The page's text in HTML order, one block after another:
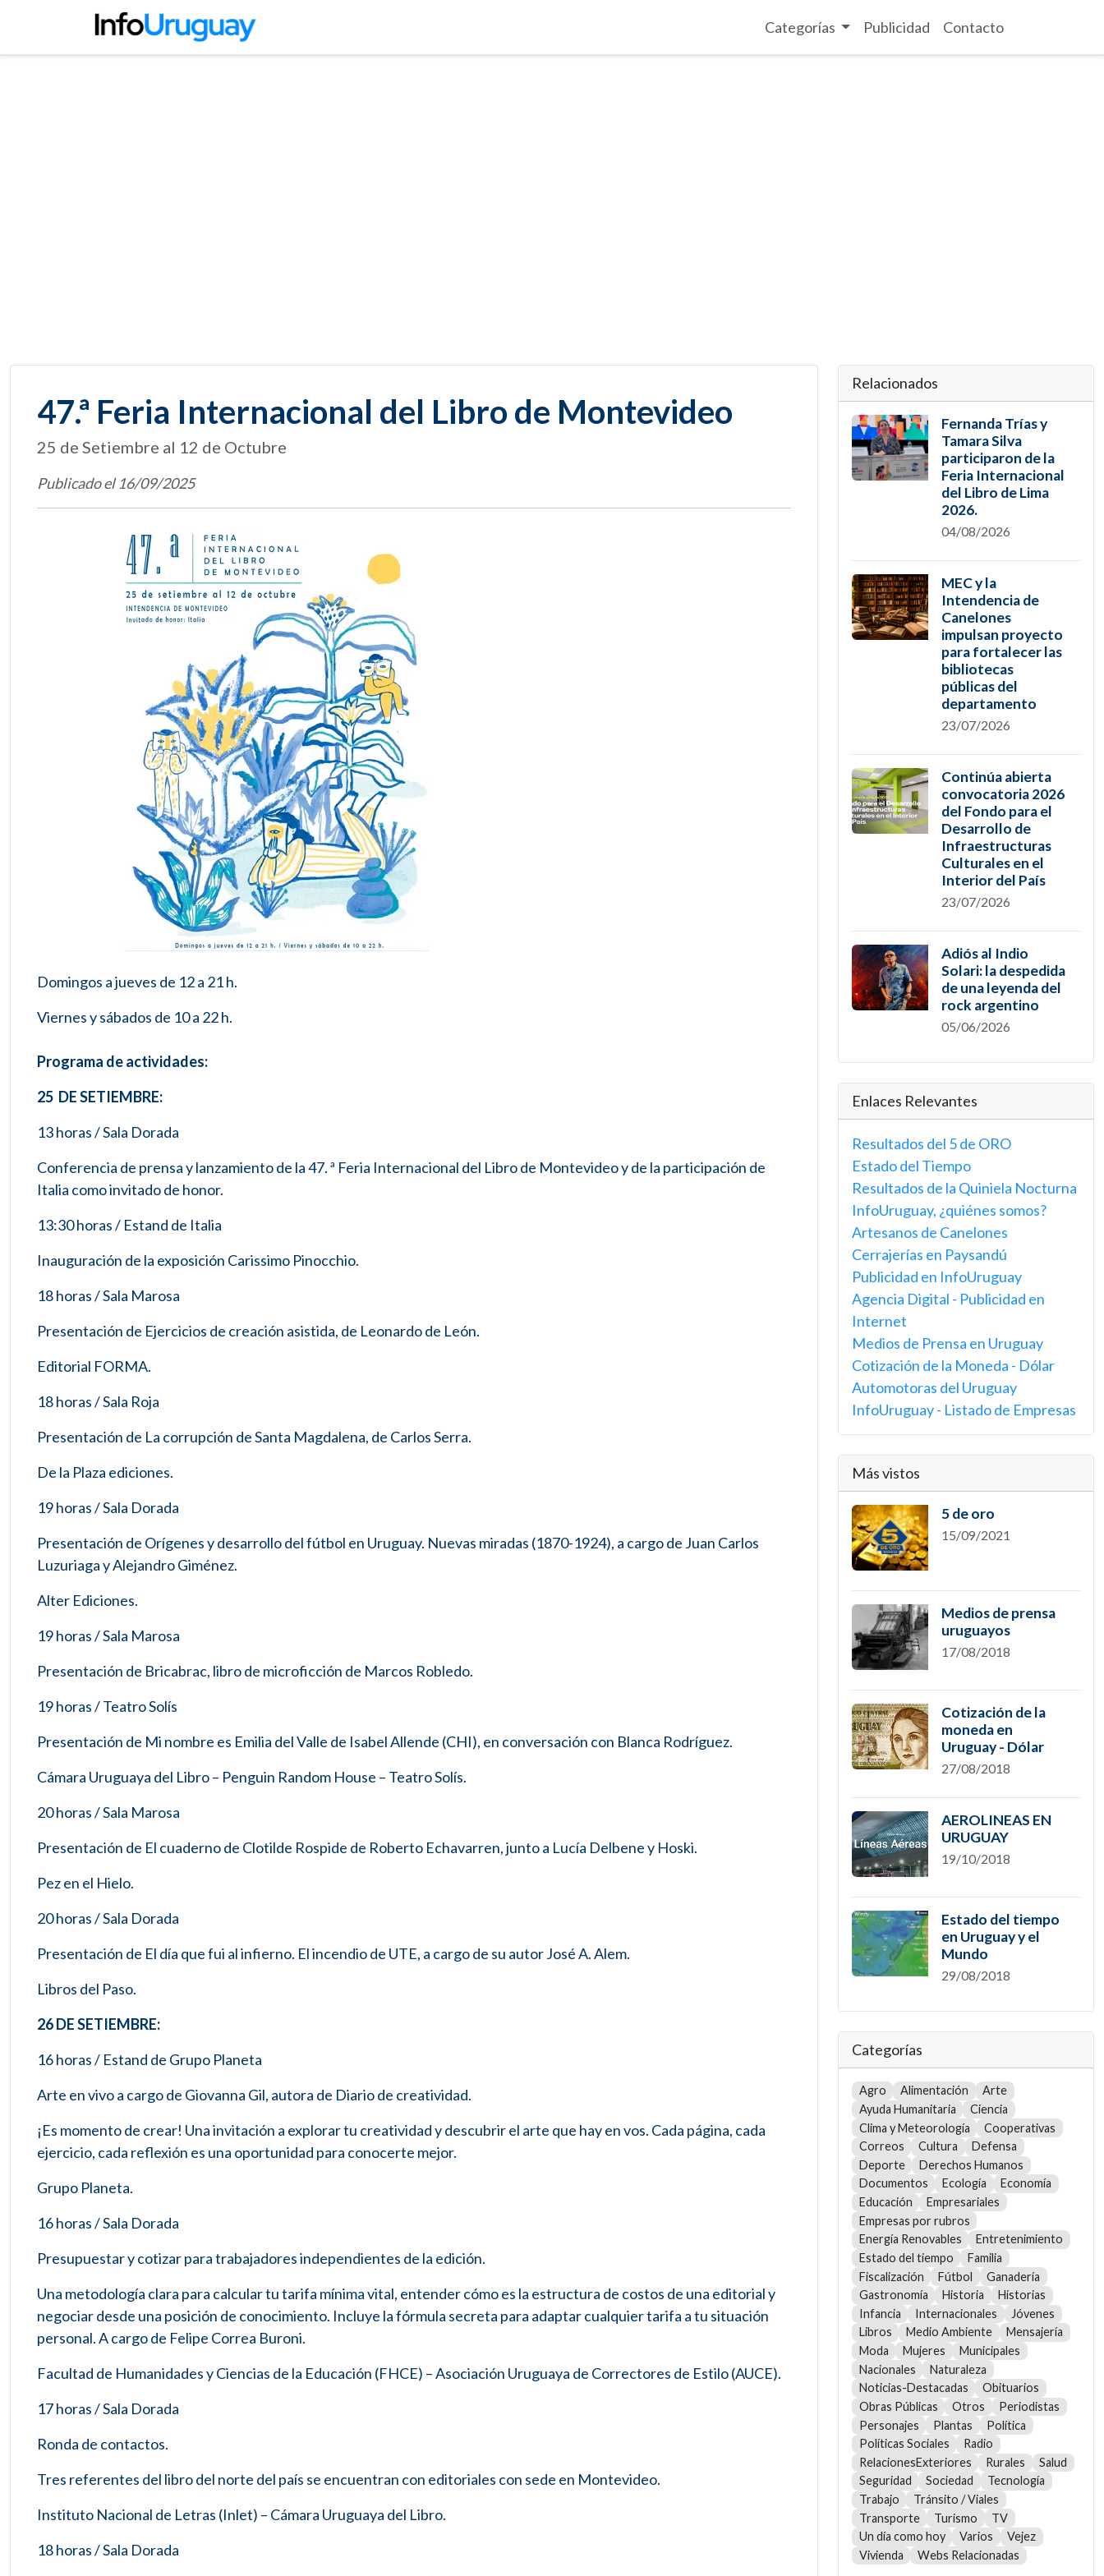
Categorías Publicidad Contacto
47.ª Feria Internacional del Libro de Montevideo
25 de Setiembre al 12 de Octubre
Publicado el 16/09/2025
Domingos a jueves de 12 a 21 h.
Viernes y sábados de 10 a 22 h.
Programa de actividades:
25 DE SETIEMBRE:
13 horas / Sala Dorada
Conferencia de prensa y lanzamiento de la 47. ª Feria Internacional del Libro de Montevideo y de la participación de
Italia como invitado de honor.
13:30 horas / Estand de Italia
Inauguración de la exposición Carissimo Pinocchio.
18 horas / Sala Marosa
Presentación de Ejercicios de creación asistida, de Leonardo de León.
Editorial FORMA.
18 horas / Sala Roja
Presentación de La corrupción de Santa Magdalena, de Carlos Serra.
De la Plaza ediciones.
19 horas / Sala Dorada
Presentación de Orígenes y desarrollo del fútbol en Uruguay. Nuevas miradas (1870-1924), a cargo de Juan Carlos
Luzuriaga y Alejandro Giménez.
Alter Ediciones.
19 horas / Sala Marosa
Presentación de Bricabrac, libro de microficción de Marcos Robledo.
19 horas / Teatro Solís
Presentación de Mi nombre es Emilia del Valle de Isabel Allende (CHI), en conversación con Blanca Rodríguez.
Cámara Uruguaya del Libro – Penguin Random House – Teatro Solís.
20 horas / Sala Marosa
Presentación de El cuaderno de Clotilde Rospide de Roberto Echavarren, junto a Lucía Delbene y Hoski.
Pez en el Hielo.
20 horas / Sala Dorada
Presentación de El día que fui al infierno. El incendio de UTE, a cargo de su autor José A. Alem.
Libros del Paso.
26 DE SETIEMBRE:
16 horas / Estand de Grupo Planeta
Arte en vivo a cargo de Giovanna Gil, autora de Diario de creatividad.
¡Es momento de crear! Una invitación a explorar tu creatividad y descubrir el arte que hay en vos. Cada página, cada
ejercicio, cada reflexión es una oportunidad para conocerte mejor.
Grupo Planeta.
16 horas / Sala Dorada
Presupuestar y cotizar para trabajadores independientes de la edición.
Una metodología clara para calcular tu tarifa mínima vital, entender cómo es la estructura de costos de una editorial y
negociar desde una posición de conocimiento. Incluye la fórmula secreta para adaptar cualquier tarifa a tu situación
personal. A cargo de Felipe Correa Buroni.
Facultad de Humanidades y Ciencias de la Educación (FHCE) – Asociación Uruguaya de Correctores de Estilo (AUCE).
17 horas / Sala Dorada
Ronda de contactos.
Tres referentes del libro del norte del país se encuentran con editoriales con sede en Montevideo.
Instituto Nacional de Letras (Inlet) – Cámara Uruguaya del Libro.
18 horas / Sala Dorada
Relacionados
Fernanda Trías y
Tamara Silva
participaron de la
Feria Internacional
del Libro de Lima
2026.
04/08/2026
MEC y la
Intendencia de
Canelones
impulsan proyecto
para fortalecer las
bibliotecas
públicas del
departamento
23/07/2026
Continúa abierta
convocatoria 2026
del Fondo para el
Desarrollo de
Infraestructuras
Culturales en el
Interior del País
23/07/2026
Adiós al Indio
Solari: la despedida
de una leyenda del
rock argentino
05/06/2026
Enlaces Relevantes
Resultados del 5 de ORO
Estado del Tiempo
Resultados de la Quiniela Nocturna
InfoUruguay, ¿quiénes somos?
Artesanos de Canelones
Cerrajerías en Paysandú
Publicidad en InfoUruguay
Agencia Digital - Publicidad en
Internet
Medios de Prensa en Uruguay
Cotización de la Moneda - Dólar
Automotoras del Uruguay
InfoUruguay - Listado de Empresas
Más vistos
5 de oro
15/09/2021
Medios de prensa
uruguayos
17/08/2018
Cotización de la
moneda en
Uruguay - Dólar
27/08/2018
AEROLINEAS EN
URUGUAY
19/10/2018
Estado del tiempo
en Uruguay y el
Mundo
29/08/2018
Categorías
Agro Alimentación
Arte
Ayuda Humanitaria
Ciencia
Clima y Meteorología
Cooperativas
Correos
Cultura
Defensa
Deporte
Derechos Humanos
Documentos
Ecología
Economía
Educación
Empresariales
Empresas por rubros
Energía Renovables
Entretenimiento
Estado del tiempo
Familia
Fiscalización
Fútbol
Ganadería
Gastronomía
Historia
Historias
Infancia
Internacionales
Jóvenes
Libros
Medio Ambiente
Mensajería
Moda
Mujeres
Municipales
Nacionales
Naturaleza
Noticias-Destacadas
Obituarios
Obras Públicas
Otros
Periodistas
Personajes
Plantas
Política
Políticas Sociales
Radio
RelacionesExteriores
Rurales
Salud
Seguridad
Sociedad
Tecnología
Trabajo
Tránsito / Viales
Transporte
Turismo
TV
Un día como hoy
Varios
Vejez
Vivienda
Webs Relacionadas